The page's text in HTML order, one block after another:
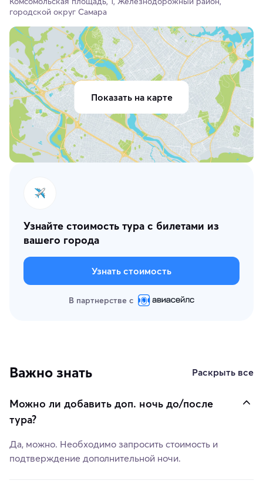
городской округ Самара
Показать на карте
Узнайте стоимость тура с билетами из
вашего города
Узнать стоимость
В партнерстве с
Важно знать Раскрыть все
Можно ли добавить доп. ночь до/после
тура?
Да, можно. Необходимо запросить стоимость и
подтверждение дополнительной ночи.